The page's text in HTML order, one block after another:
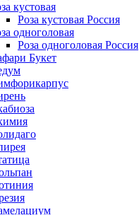
кустовая
Роза кустовая Россия
одноголовая
Роза одноголовая Россия
Букет